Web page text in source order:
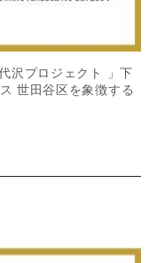
プロジェクト 」下
世田谷区を象徴する